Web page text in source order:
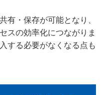
有・保存が可能となり、
スの効率化につながりま
する必要がなくなる点も